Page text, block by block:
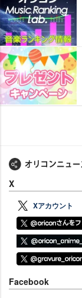
X
Xアカウント
Facebook